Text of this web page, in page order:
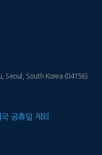
Seoul, South Korea (04156)
공휴일 제외